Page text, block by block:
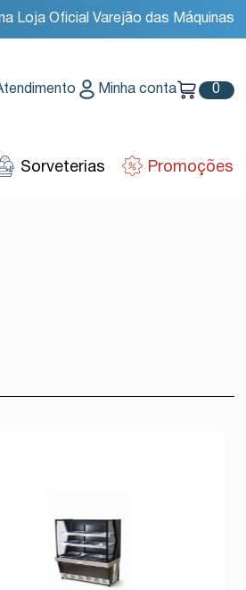
Loja Oficial Varejão das Máquinas
Minha conta 0
Sorveterias Promoções